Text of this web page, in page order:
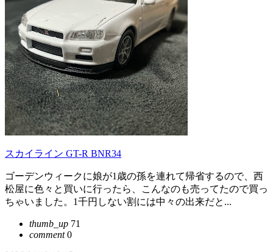
スカイライン GT-R BNR34
ゴーデンウィークに娘が1歳の孫を連れて帰省するので、西
松屋に色々と買いに行ったら、こんなのも売ってたので買っ
ちゃいました。1千円しない割には中々の出来だと...
thumb_up 71
comment0